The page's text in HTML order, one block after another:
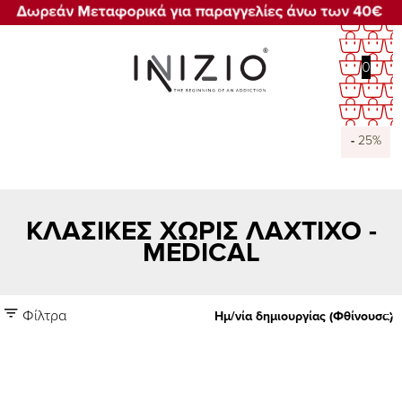
0
ΚΛΑΣΙΚΕΣ ΧΩΡΙΣ ΛΑΧΤΙΧΟ -
MEDICAL
Φίλτρα Ημ/νία δημιουργίας (Φθίνουσα)
-25%
-25%